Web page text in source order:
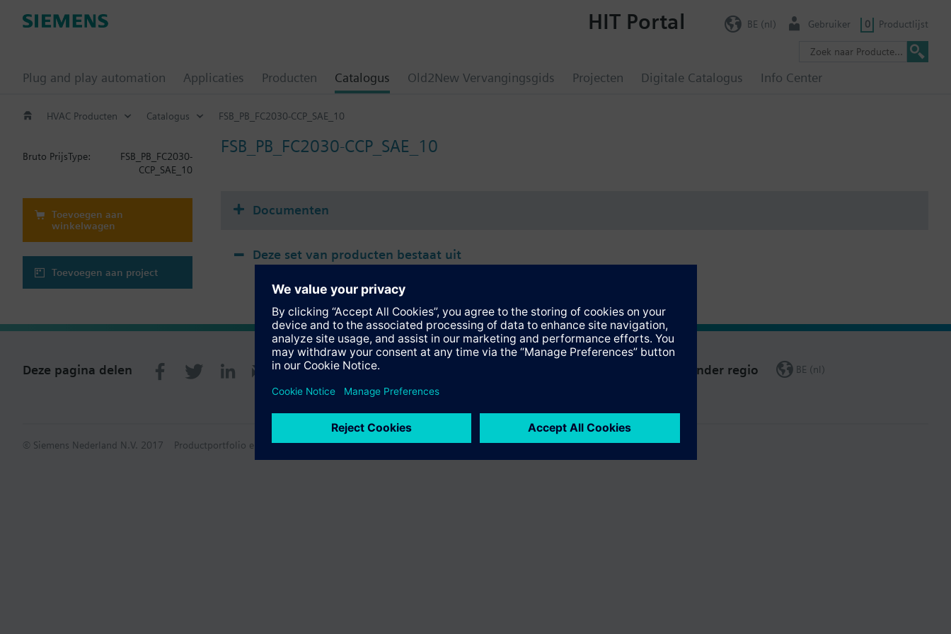
Plug and play automation Applicaties Producten Catalogus Old2New Vervangingsgids Projecten Digitale Catalogus Info Center
HIT Portal BE (nl) Gebruiker 0 Productlijst
HVAC Producten Catalogus FSB_PB_FC2030-CCP_SAE_10
FSB_PB_FC2030-CCP_SAE_10
Bruto PrijsType:
FSB_PB_FC2030-
CCP_SAE_10
Toevoegen aan
winkelwagen
Toevoegen aan project
Documenten
Deze set van producten bestaat uit
Deze pagina delen Verander regio BE (nl)
© Siemens Nederland N.V. 2017 Productportfolio en prijzen kunnen variëren per land Bescherming persoonsgegevens Gebruikershandleiding